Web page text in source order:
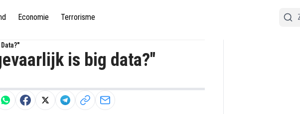
Economie Terrorisme
is big data?"